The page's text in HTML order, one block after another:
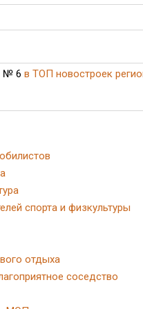
№ 6 в ТОП новостроек
спорта и физкультуры
отдыха
соседство